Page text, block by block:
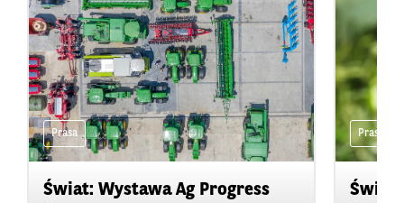
Prasa
Świat: Wystawa Ag Progress
Prasa
Świat: